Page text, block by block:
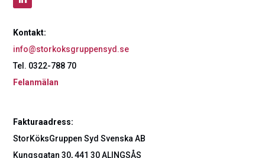
Kontakt:
info@storkoksgruppensyd.se
Tel. 0322-788 70
Felanmälan
Fakturaadress:
StorKöksGruppen Syd Svenska AB
Kungsgatan 30, 441 30 ALINGSÅS